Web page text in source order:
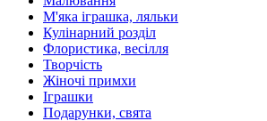
М'яка іграшка, ляльки
Кулінарний розділ
Флористика, весілля
Творчість
Жіночі примхи
Іграшки
Подарунки, свята